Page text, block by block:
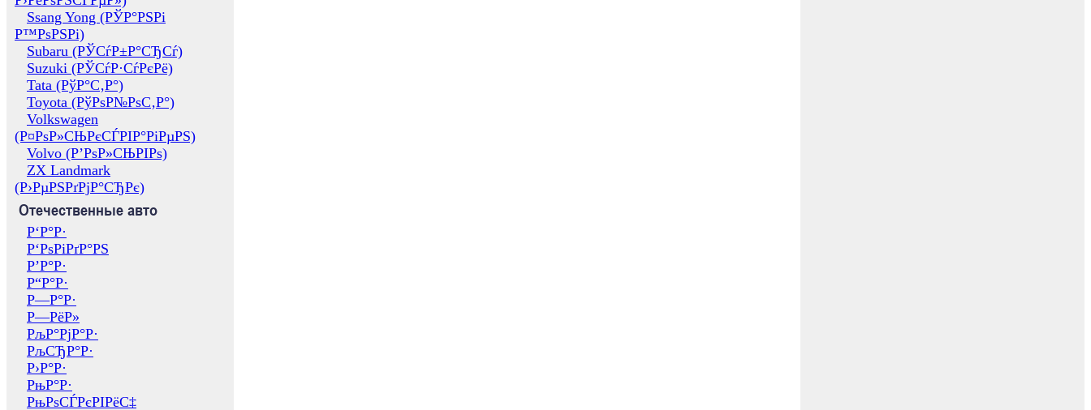
Ssang Yong (РЎР°РЅРі
Р™РѕРЅРі)
Subaru (РЎСѓР±Р°СЂСѓ)
Suzuki (РЎСѓР·СѓРєРё)
Tata (РўР°С‚Р°)
Toyota (РўРѕР№РѕС‚Р°)
Volkswagen
(Р¤РѕР»СЊРєСЃРІР°РіРµРЅ)
Volvo (Р’РѕР»СЊРІРѕ)
ZX Landmark
(Р›РµРЅРґРјР°СЂРє)
Отечественные авто
Р‘Р°Р·
Р‘РѕРіРґР°РЅ
Р’Р°Р·
Р“Р°Р·
Р—Р°Р·
Р—РёР»
РљР°РјР°Р·
РљСЂР°Р·
Р›Р°Р·
РњР°Р·
РњРѕСЃРєРІРёС‡